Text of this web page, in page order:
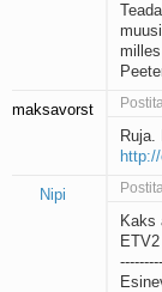
maksavorst
Ruja.
Nipi
Kaks